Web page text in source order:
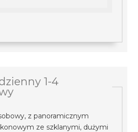
1-4
z panoramicznym
ze szklanymi, dużymi